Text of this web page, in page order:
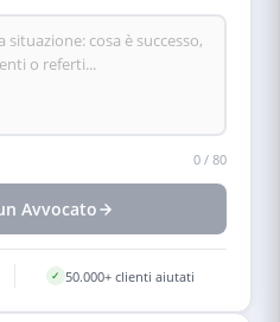
0 / 80
Avvocato
✓ 50.000+ clienti aiutati